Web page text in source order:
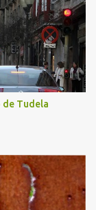
de Tudela